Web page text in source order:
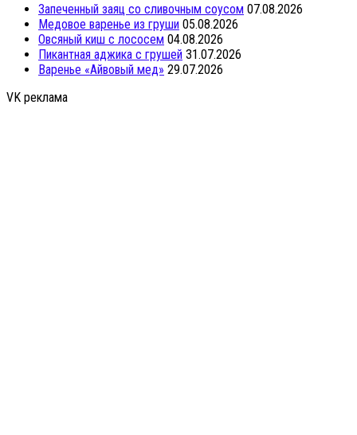
Запеченный заяц со сливочным соусом 07.08.2026
Медовое варенье из груши 05.08.2026
Овсяный киш с лососем 04.08.2026
Пикантная аджика с грушей 31.07.2026
Варенье «Айвовый мед» 29.07.2026
VK реклама